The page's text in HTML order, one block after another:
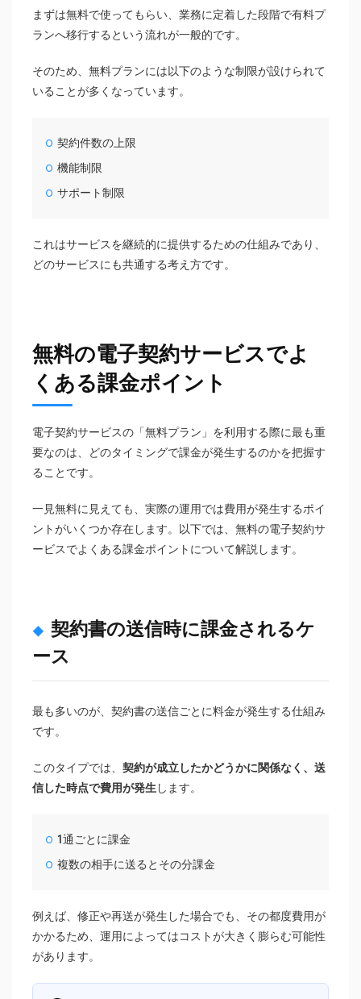
まずは無料で使ってもらい、業務に定着した段階で有料プ
ランへ移行するという流れが一般的です。
そのため、無料プランには以下のような制限が設けられて
いることが多くなっています。
契約件数の上限
機能制限
サポート制限
これはサービスを継続的に提供するための仕組みであり、
どのサービスにも共通する考え方です。
無料の電子契約サービスでよ
くある課金ポイント
電子契約サービスの「無料プラン」を利用する際に最も重
要なのは、どのタイミングで課金が発生するのかを把握す
ることです。
一見無料に見えても、実際の運用では費用が発生するポイ
ントがいくつか存在します。以下では、無料の電子契約サ
ービスでよくある課金ポイントについて解説します。
契約書の送信時に課金されるケ
ース
最も多いのが、契約書の送信ごとに料金が発生する仕組み
です。
このタイプでは、 契約が成立したかどうかに関係なく、送
信した時点で費用が発生 します。
1通ごとに課金
複数の相手に送るとその分課金
例えば、修正や再送が発生した場合でも、その都度費用が
かかるため、運用によってはコストが大きく膨らむ可能性
があります。